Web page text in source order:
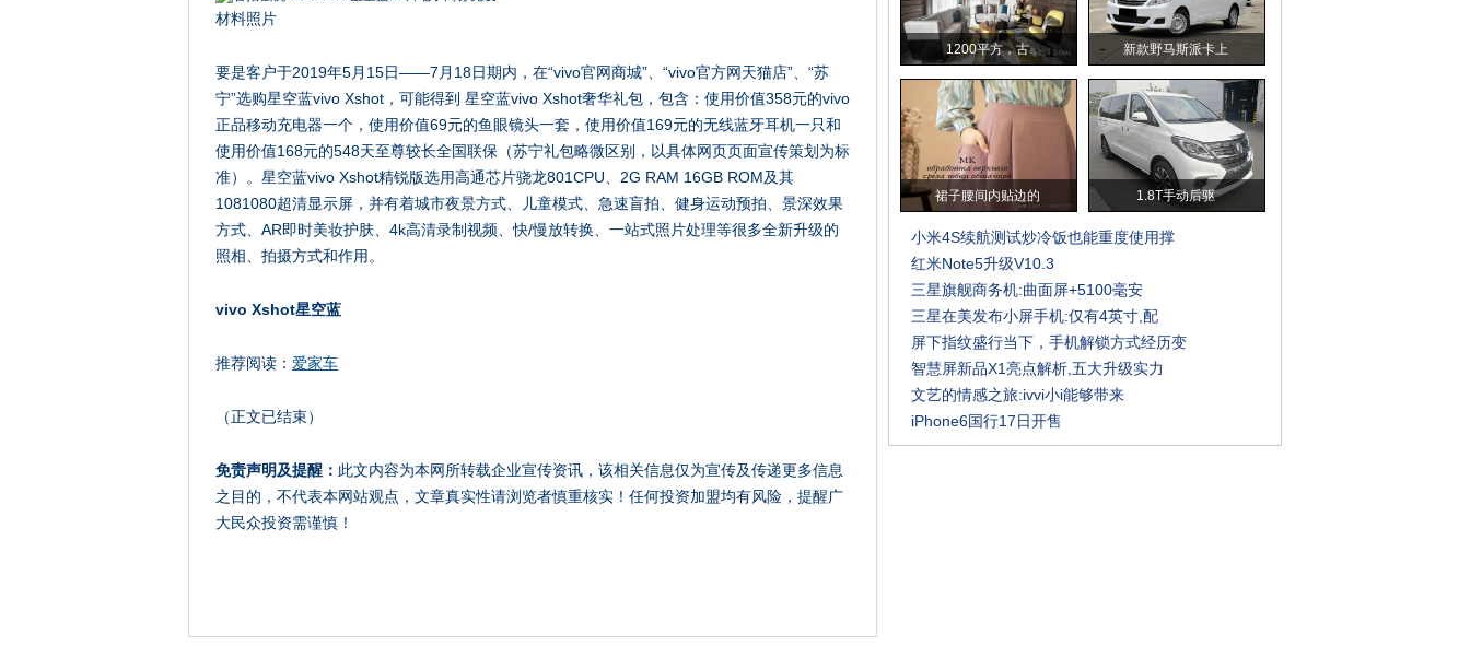
材料照片
要是客户于2019年5月15日——7月18日期内，在“vivo官网商城”、“vivo官方网天猫店”、“苏
宁”选购星空蓝vivo Xshot，可能得到 星空蓝vivo Xshot奢华礼包，包含：使用价值358元的vivo
正品移动充电器一个，使用价值69元的鱼眼镜头一套，使用价值169元的无线蓝牙耳机一只和
使用价值168元的548天至尊较长全国联保（苏宁礼包略微区别，以具体网页页面宣传策划为标
准）。星空蓝vivo Xshot精锐版选用高通芯片骁龙801CPU、2G RAM 16GB ROM及其
1081080超清显示屏，并有着城市夜景方式、儿童模式、急速盲拍、健身运动预拍、景深效果
方式、AR即时美妆护肤、4k高清录制视频、快/慢放转换、一站式照片处理等很多全新升级的
照相、拍摄方式和作用。
vivo Xshot星空蓝
推荐阅读： 爱家车
（正文已结束）
免责声明及提醒： 此文内容为本网所转载企业宣传资讯，该相关信息仅为宣传及传递更多信息
之目的，不代表本网站观点，文章真实性请浏览者慎重核实！任何投资加盟均有风险，提醒广
大民众投资需谨慎！
1200平方，古 新款野马斯派卡上
裙子腰间内贴边的 1.8T手动后驱
小米4S续航测试炒冷饭也能重度使用撑
红米Note5升级V10.3
三星旗舰商务机:曲面屏+5100毫安
三星在美发布小屏手机:仅有4英寸,配
屏下指纹盛行当下，手机解锁方式经历变
智慧屏新品X1亮点解析,五大升级实力
文艺的情感之旅:ivvi小i能够带来
iPhone6国行17日开售